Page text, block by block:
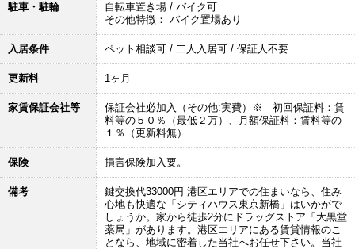
駐車・駐輪
自転車置き場 / バイク可
その他特徴： バイク置場あり
入居条件 ペット相談可 / 二人入居可 / 保証人不要
更新料 1ヶ月
家賃保証会社等
保証会社必加入（その他:実費）※ 初回保証料：賃
料等の５０％（最低２万）、月額保証料：賃料等の
１％（更新料無）
保険 損害保険加入要。
備考
鍵交換代33000円 港区エリアでの住まいなら、住み
心地も快適な「シティハウス東京新橋」はいかがで
しょうか。家から徒歩2分にドラッグストア「大黒堂
薬局」があります。港区エリアにある賃貸情報のこ
となら、地域に密着した当社へお任せ下さい。当社